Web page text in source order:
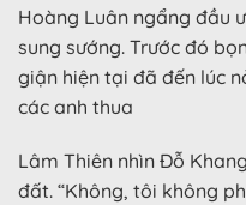
Hoàng Luân ngẩng đầu
sung sướng. Trước đó
giận hiện tại đã đến lúc
các anh thua
Lâm Thiên nhìn Đỗ
đất. “Không, tôi không